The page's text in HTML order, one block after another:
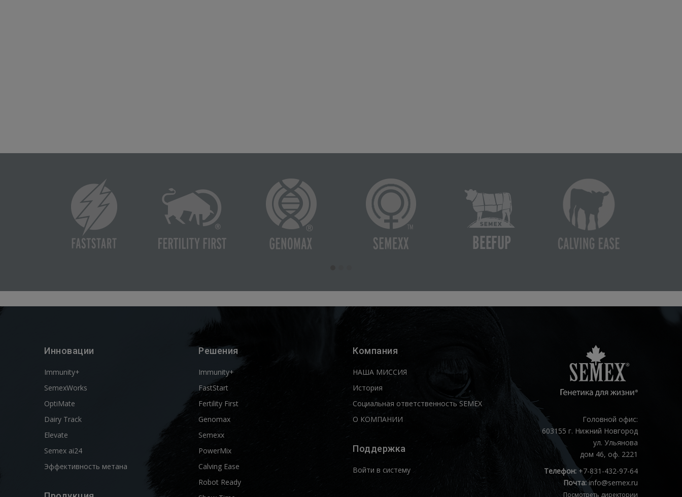
Инновации
Immunity+
SemexWorks
OptiMate
Dairy Track
Elevate
Semex ai24
Эффективность метана
Решения
Immunity+
FastStart
Fertility First
Genomax
Semexx
PowerMix
Calving Ease
Robot Ready
Компания
НАША МИССИЯ
История
Социальная ответственность SEMEX
О КОМПАНИИ
Поддержка
Войти в систему
Головной офис:
603155 г. Нижний Новгород
ул. Ульянова
дом 46, оф. 2221
Телефон:+7-831-432-97-64
Почта: info@semex.ru
Посмотреть директории